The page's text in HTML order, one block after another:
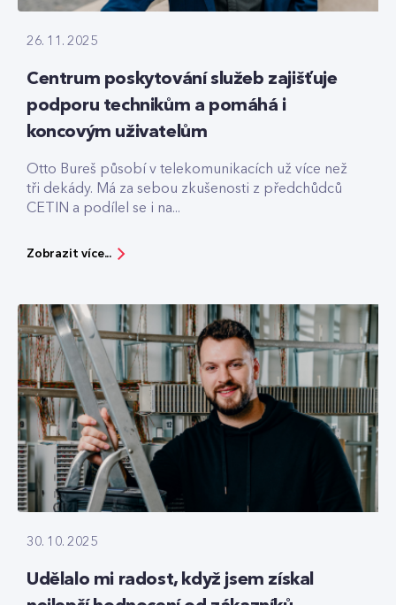
26. 11. 2025
Centrum poskytování služeb zajišťuje
podporu technikům a pomáhá i
koncovým uživatelům
Otto Bureš působí v telekomunikacích už více než
tři dekády. Má za sebou zkušenosti z předchůdců
CETIN a podílel se i na...
Zobrazit více...
30. 10. 2025
Udělalo mi radost, když jsem získal